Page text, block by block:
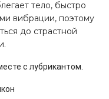
тело, быстро
вибрации, поэтому
до страстной
с лубрикантом.